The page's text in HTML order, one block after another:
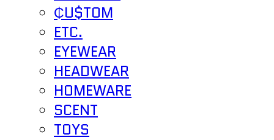
₵U$TOM
ETC.
EYEWEAR
HEADWEAR
HOMEWARE
SCENT
TOYS